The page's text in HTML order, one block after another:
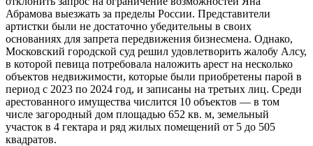
Абрамова выезжать за пределы России. Представители
артистки были не достаточно убедительны в своих
основаниях для запрета передвижения бизнесмена. Однако,
Московский городской суд решил удовлетворить жалобу Алсу,
в которой певица потребовала наложить арест на несколько
объектов недвижимости, которые были приобретены парой в
период с 2023 по 2024 год, и записаны на третьих лиц. Среди
арестованного имущества числится 10 объектов — в том
числе загородный дом площадью 652 кв. м, земельный
участок в 4 гектара и ряд жилых помещений от 5 до 505
квадратов.